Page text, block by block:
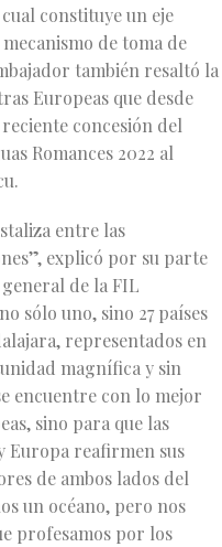
constituye un eje
de toma de
también resaltó la
Europeas que desde
reciente concesión del
Romances 2022 al
entre las
explicó por su parte
de la FIL
sólo uno, sino 27 países
representados en
magnífica y sin
encuentre con lo mejor
sino para que las
Europa reafirmen sus
de ambos lados del
un océano, pero nos
profesamos por los